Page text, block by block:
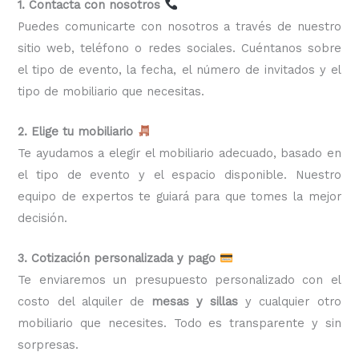
1. Contacta con nosotros
Puedes comunicarte con nosotros a través de nuestro
sitio web, teléfono o redes sociales. Cuéntanos sobre
el tipo de evento, la fecha, el número de invitados y el
tipo de mobiliario que necesitas.
2. Elige tu mobiliario
Te ayudamos a elegir el mobiliario adecuado, basado en
el tipo de evento y el espacio disponible. Nuestro
equipo de expertos te guiará para que tomes la mejor
decisión.
3. Cotización personalizada y pago
Te enviaremos un presupuesto personalizado con el
costo del alquiler de
mesas y sillas y cualquier otro
mobiliario que necesites. Todo es transparente y sin
sorpresas.